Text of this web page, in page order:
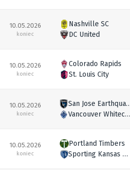
10.05.2026
koniec
Nashville SC
DC United
10.05.2026
koniec
Colorado Rapids
St. Louis City
10.05.2026
koniec
San Jose
Vancouver Whitecaps
10.05.2026
koniec
Portland Timbers
Sporting Kansas City